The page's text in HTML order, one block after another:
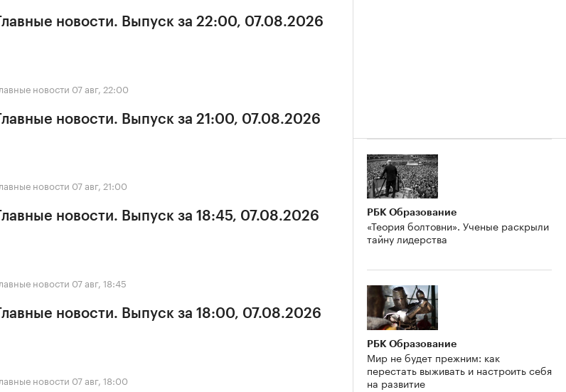
новости. Выпуск за 22:00, 07.08.2026
новости 07 авг, 22:00
новости. Выпуск за 21:00, 07.08.2026
новости 07 авг, 21:00
Главные новости. Выпуск за 18:45, 07.08.2026
новости 07 авг, 18:45
Главные новости. Выпуск за 18:00, 07.08.2026
новости 07 авг, 18:00
РБК Образование
«Теория болтовни». Ученые раскрыли
тайну лидерства
РБК Образование
Мир не будет прежним: как
перестать выживать и настроить себя
на развитие